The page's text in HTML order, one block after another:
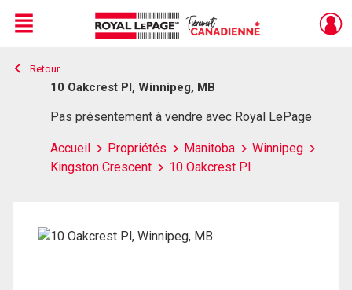
Live
En Direct
Menu
Retour
10 Oakcrest Pl, Winnipeg, MB
Pas présentement à vendre avec Royal LePage
Accueil Propriétés Manitoba
Winnipeg
Kingston Crescent
10 Oakcrest Pl